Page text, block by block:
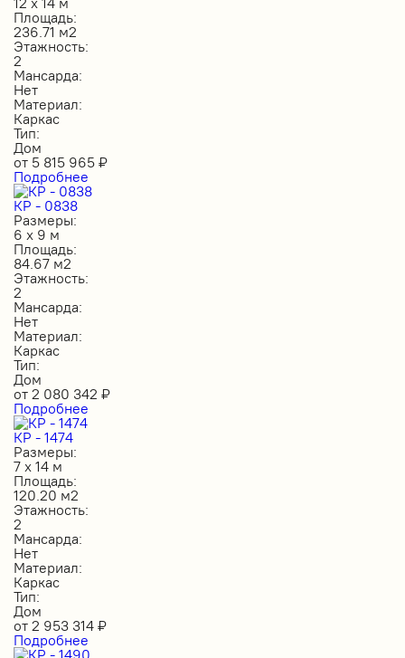
Площадь:
236.71 м2
Этажность:
2
Мансарда:
Нет
Материал:
Каркас
Тип:
Дом
от 5 815 965 ₽
Подробнее
КР - 0838
Размеры:
6 х 9 м
Площадь:
84.67 м2
Этажность:
2
Мансарда:
Нет
Материал:
Каркас
Тип:
Дом
от 2 080 342 ₽
Подробнее
КР - 1474
Размеры:
7 х 14 м
Площадь:
120.20 м2
Этажность:
2
Мансарда:
Нет
Материал:
Каркас
Тип:
Дом
от 2 953 314 ₽
Подробнее